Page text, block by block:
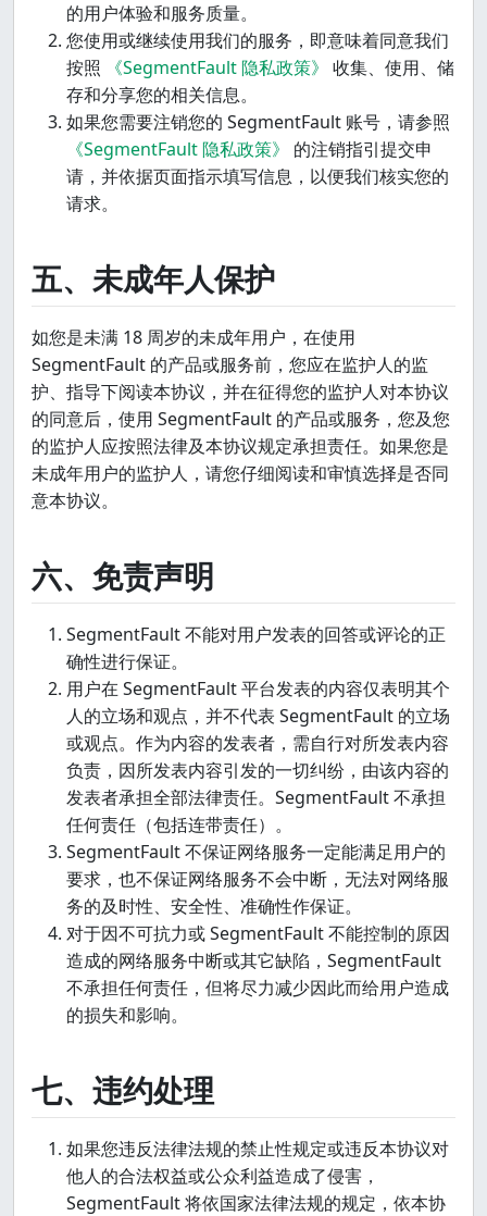
的用户体验和服务质量。
您使用或继续使用我们的服务，即意味着同意我们
按照
《SegmentFault 隐私政策》 收集、使用、储
存和分享您的相关信息。
如果您需要注销您的 SegmentFault 账号，请参照
《SegmentFault 隐私政策》
的注销指引提交申
请，并依据页面指示填写信息，以便我们核实您的
请求。
五、未成年人保护
如您是未满 18 周岁的未成年用户，在使用
SegmentFault 的产品或服务前，您应在监护人的监
护、指导下阅读本协议，并在征得您的监护人对本协议
的同意后，使用 SegmentFault 的产品或服务，您及您
的监护人应按照法律及本协议规定承担责任。如果您是
未成年用户的监护人，请您仔细阅读和审慎选择是否同
意本协议。
六、免责声明
SegmentFault 不能对用户发表的回答或评论的正
确性进行保证。
用户在 SegmentFault 平台发表的内容仅表明其个
人的立场和观点，并不代表 SegmentFault 的立场
或观点。作为内容的发表者，需自行对所发表内容
负责，因所发表内容引发的一切纠纷，由该内容的
发表者承担全部法律责任。SegmentFault 不承担
任何责任（包括连带责任）。
SegmentFault 不保证网络服务一定能满足用户的
要求，也不保证网络服务不会中断，无法对网络服
务的及时性、安全性、准确性作保证。
对于因不可抗力或 SegmentFault 不能控制的原因
造成的网络服务中断或其它缺陷，SegmentFault
不承担任何责任，但将尽力减少因此而给用户造成
的损失和影响。
七、违约处理
如果您违反法律法规的禁止性规定或违反本协议对
他人的合法权益或公众利益造成了侵害，
SegmentFault 将依国家法律法规的规定，依本协